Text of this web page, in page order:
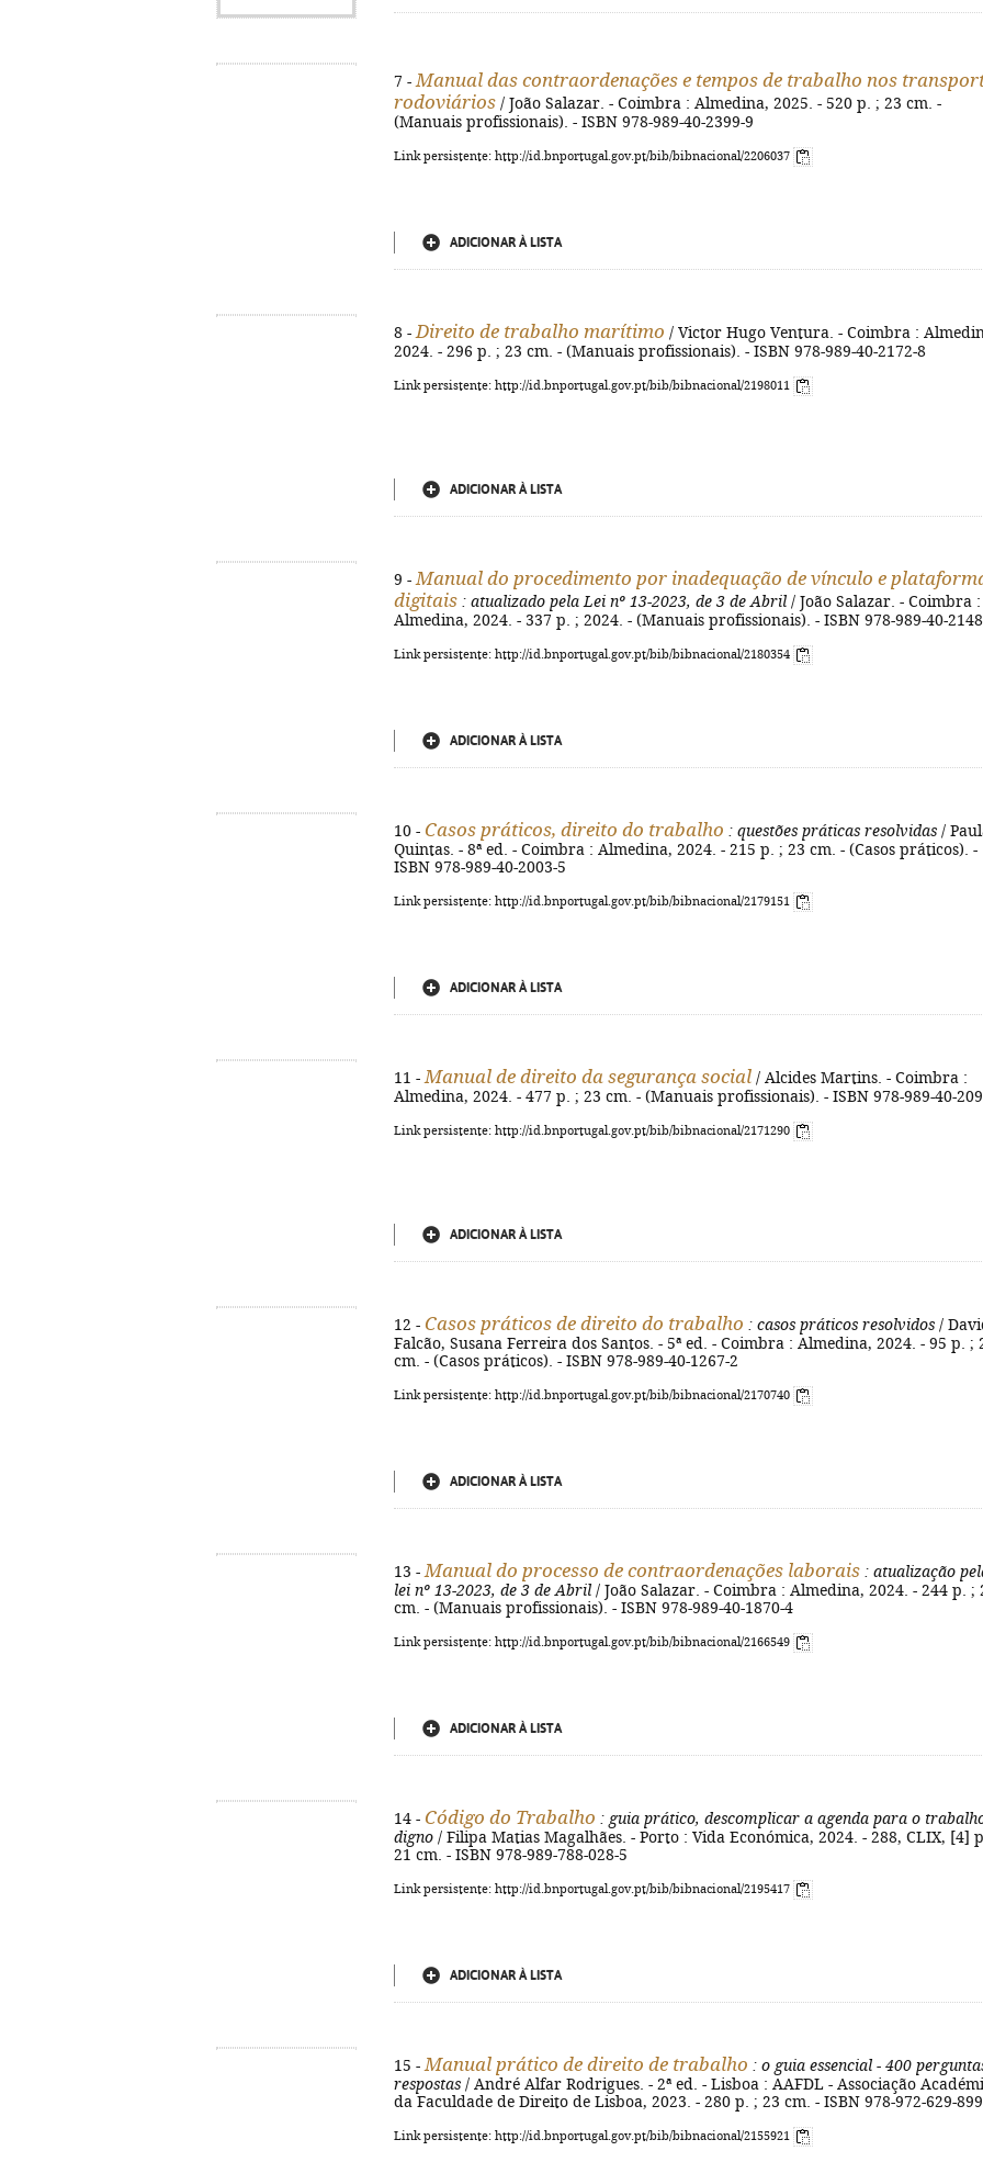
7 - Manual das contraordenações e tempos de trabalho nos
rodoviários / João Salazar. - Coimbra : Almedina, 2025. - 520 p. ; 23 cm. -
(Manuais profissionais). - ISBN 978-989-40-2399-9
Link persistente: http://id.bnportugal.gov.pt/bib/bibnacional/2206037
ADICIONAR À LISTA
8 - Direito de trabalho marítimo / Victor Hugo Ventura. - Coimbra :
2024. - 296 p. ; 23 cm. - (Manuais profissionais). - ISBN 978-989-40-2172-8
Link persistente: http://id.bnportugal.gov.pt/bib/bibnacional/2198011
ADICIONAR À LISTA
9 - Manual do procedimento por inadequação de vínculo e
digitais : atualizado pela Lei nº 13-2023, de 3 de Abril / João Salazar. - Coimbra :
Almedina, 2024. - 337 p. ; 2024. - (Manuais profissionais). - ISBN 978-989-40-
Link persistente: http://id.bnportugal.gov.pt/bib/bibnacional/2180354
ADICIONAR À LISTA
10 - Casos práticos, direito do trabalho : questões práticas resolvidas /
Quintas. - 8ª ed. - Coimbra : Almedina, 2024. - 215 p. ; 23 cm. - (Casos práticos). -
ISBN 978-989-40-2003-5
Link persistente: http://id.bnportugal.gov.pt/bib/bibnacional/2179151
ADICIONAR À LISTA
11 - Manual de direito da segurança social / Alcides Martins. - Coimbra :
Almedina, 2024. - 477 p. ; 23 cm. - (Manuais profissionais). - ISBN 978-989-40-
Link persistente: http://id.bnportugal.gov.pt/bib/bibnacional/2171290
ADICIONAR À LISTA
12 - Casos práticos de direito do trabalho : casos práticos resolvidos /
Falcão, Susana Ferreira dos Santos. - 5ª ed. - Coimbra : Almedina, 2024. - 95 p. ;
cm. - (Casos práticos). - ISBN 978-989-40-1267-2
Link persistente: http://id.bnportugal.gov.pt/bib/bibnacional/2170740
ADICIONAR À LISTA
13 - Manual do processo de contraordenações laborais : atualização
lei nº 13-2023, de 3 de Abril / João Salazar. - Coimbra : Almedina, 2024. - 244 p. ;
cm. - (Manuais profissionais). - ISBN 978-989-40-1870-4
Link persistente: http://id.bnportugal.gov.pt/bib/bibnacional/2166549
ADICIONAR À LISTA
14 - Código do Trabalho : guia prático, descomplicar a agenda para o
digno / Filipa Matias Magalhães. - Porto : Vida Económica, 2024. - 288, CLIX, [4]
21 cm. - ISBN 978-989-788-028-5
Link persistente: http://id.bnportugal.gov.pt/bib/bibnacional/2195417
ADICIONAR À LISTA
15 - Manual prático de direito de trabalho : o guia essencial - 400
respostas / André Alfar Rodrigues. - 2ª ed. - Lisboa : AAFDL - Associação
da Faculdade de Direito de Lisboa, 2023. - 280 p. ; 23 cm. - ISBN 978-972-629-
Link persistente: http://id.bnportugal.gov.pt/bib/bibnacional/2155921